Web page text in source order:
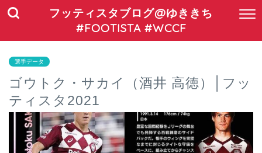
フッティスタブログ@ゆききち
#FOOTISTA #WCCF
選手データ
ゴウトク・サカイ（酒井 高徳）│フッ
ティスタ2021